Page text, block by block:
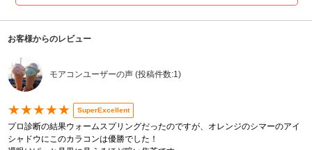
お客様からのレビュー
モアコンユーザーの声 (投稿件数:1)
★★★★★ SuperExcellent
プロ診断の結果ウォームスプリングだったのですが、オレンジのシマーのアイ
シャドウにこのカラコンは優勝でした！